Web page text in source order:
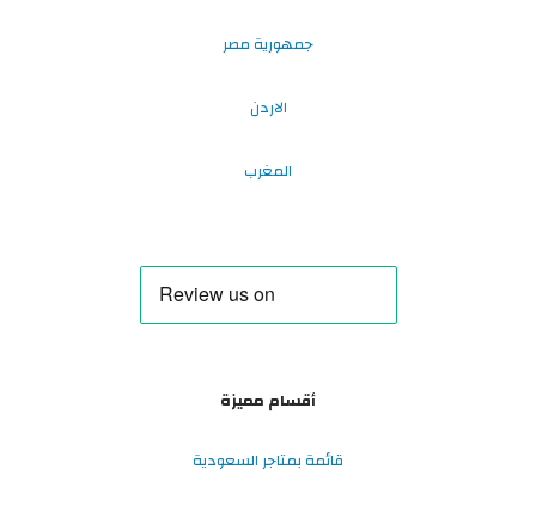
جمهورية مصر
الاردن
المغرب
أقسام مميزة
قائمة بمتاجر السعودية